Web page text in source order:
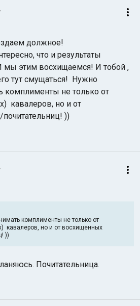
должное!
что и результаты
мы этим восхищаемся! И тобой ,
тут смущаться! Нужно
комплименты не только от
кавалеров, но и от
))
комплименты не только от
кавалеров, но и от восхищенных
))
Почитательница.